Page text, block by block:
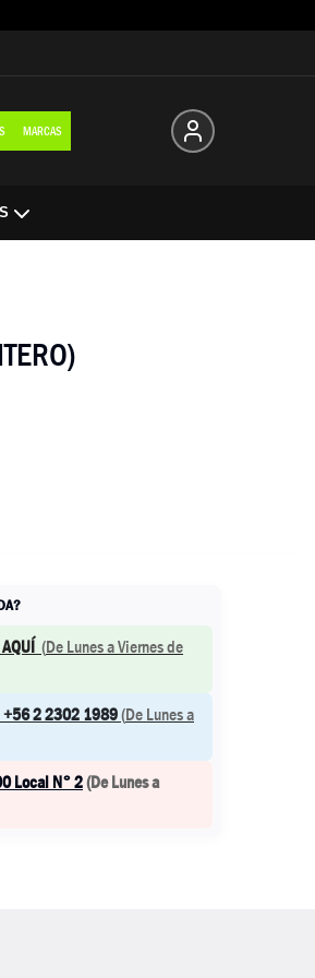
MARCAS
(De Lunes a Viernes de
+56 2 2302 1989(De Lunes a
Local N° 2(De Lunes a